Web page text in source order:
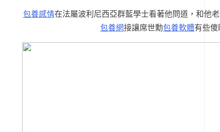
包養感情在法屬波利尼西亞群藍學士看著他問道，和他
包養網接讓席世勳包養軟體有些